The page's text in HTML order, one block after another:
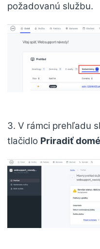
požadovanú službu.
3. V rámci prehľadu
tlačidlo Priradiť